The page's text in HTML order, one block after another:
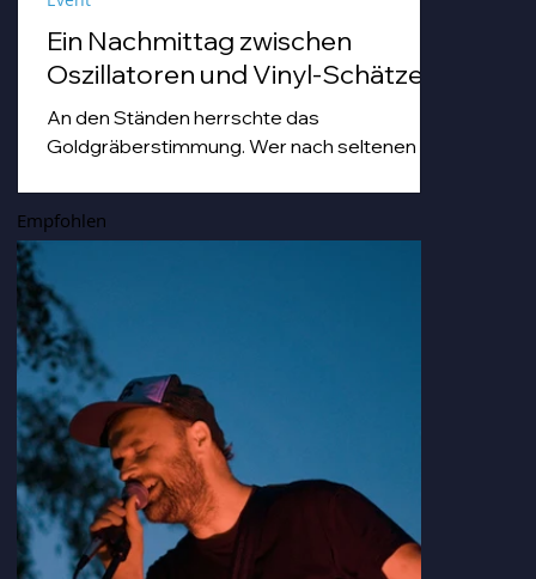
Ein Nachmittag zwischen
Oszillatoren und Vinyl-Schätzen
An den Ständen herrschte das
Goldgräberstimmung. Wer nach seltenen
bei der Freilegung von Troja kennt. Von
Hop-und japanischen Idol-Platten, die so
nostalgisch und gleichzeitig erfrischend
klangen, dass man sich darin hätte duschen
können.
Empfohlen